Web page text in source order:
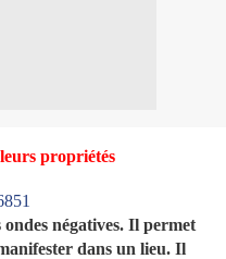
propriétés
ondes négatives. Il permet
dans un lieu. Il